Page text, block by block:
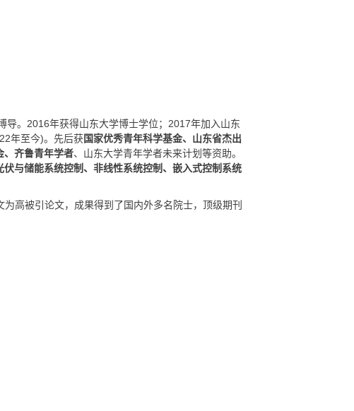
。2016年获得山东大学博士学位；2017年加入山东
年至今)。先后获国家优秀青年科学基金、山东省杰出
、齐鲁青年学者、山东大学青年学者未来计划等资助。
与储能系统控制、非线性系统控制、嵌入式控制系统
高被引论文，成果得到了国内外多名院士，顶级期刊